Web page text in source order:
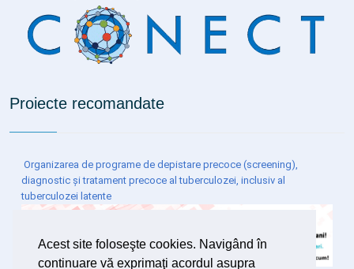
Acest site foloseşte cookies. Navigând în
continuare vă exprimaţi acordul asupra
Proiecte recomandate
Organizarea de programe de depistare precoce (screening),
diagnostic și tratament precoce al tuberculozei, inclusiv al
tuberculozei latente